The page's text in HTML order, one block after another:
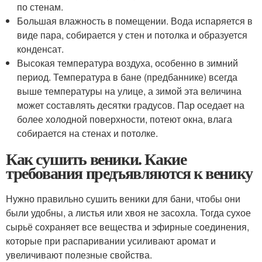
по стенам.
Большая влажность в помещении. Вода испаряется в
виде пара, собирается у стен и потолка и образуется
конденсат.
Высокая температура воздуха, особенно в зимний
период. Температура в бане (предбаннике) всегда
выше температуры на улице, а зимой эта величина
может составлять десятки градусов. Пар оседает на
более холодной поверхности, потеют окна, влага
собирается на стенах и потолке.
Как сушить веники. Какие
требования предъявляются к венику
Нужно правильно сушить веники для бани, чтобы они
были удобны, а листья или хвоя не засохла. Тогда сухое
сырьё сохраняет все вещества и эфирные соединения,
которые при распаривании усиливают аромат и
увеличивают полезные свойства.